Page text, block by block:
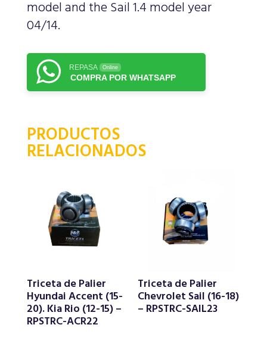
model and the Sail 1.4 model year
04/14.
REPASA Online
COMPRA POR WHATSAPP
PRODUCTOS
RELACIONADOS
Triceta de Palier
Hyundai Accent (15-
20). Kia Rio (12-15) –
RPSTRC-ACR22
Triceta de Palier
Chevrolet Sail (16-18)
– RPSTRC-SAIL23